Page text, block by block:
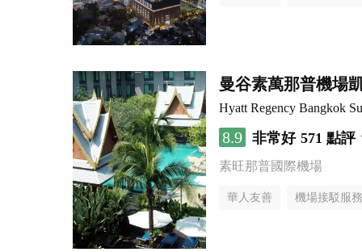
曼谷素萬那普機場
Hyatt Regency Bangkok
8.9 非常好 571 點評
素旺那普國際機場
華人友善 機場接駁服務